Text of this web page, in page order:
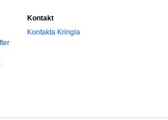
Kontakt
Kontakta Kringla